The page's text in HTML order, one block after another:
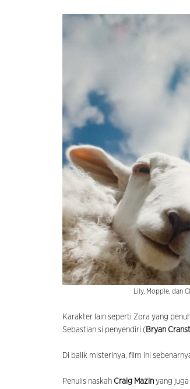
Lily, Mopple, dan
Karakter lain seperti Zora yang
Sebastian si penyendiri (Bryan
Di balik misterinya, film ini
Penulis naskah Craig Mazin yang